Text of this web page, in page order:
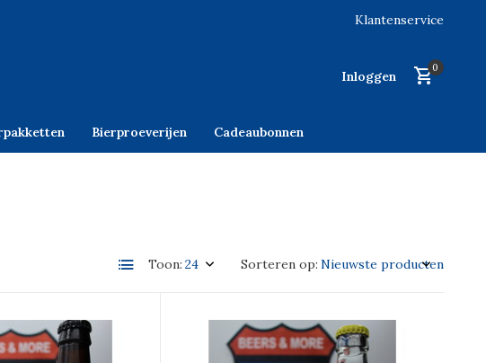
Klantenservice
Inloggen
0
Bierproeverijen Cadeaubonnen
Toon: Sorteren op: